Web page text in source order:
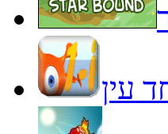
עין